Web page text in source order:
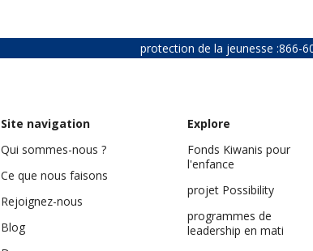
protection de la jeunesse :866-
Site navigation
Qui sommes-nous ?
Ce que nous faisons
Rejoignez-nous
Blog
Explore
Fonds Kiwanis pour
l'enfance
projet Possibility
programmes de
leadership en mati